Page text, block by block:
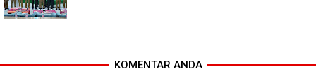
KOMENTAR ANDA